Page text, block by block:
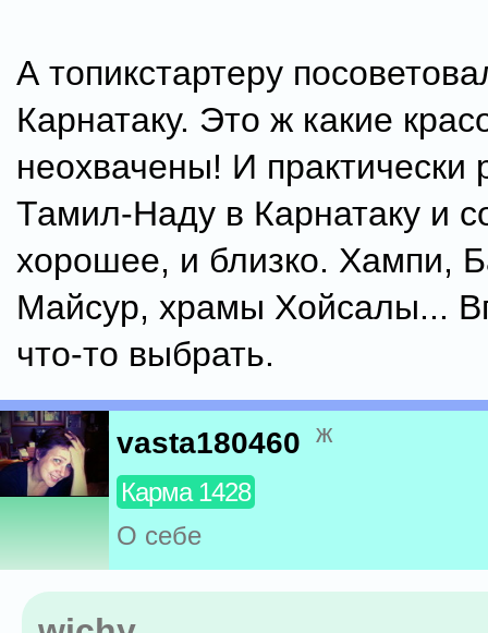
А топикстартеру
Карнатаку. Это ж какие
неохвачены! И практически
Тамил-Наду в Карнатаку и
хорошее, и близко. Хампи,
Майсур, храмы Хойсалы...
что-то выбрать.
vasta180460 ж
Карма 1428
О себе